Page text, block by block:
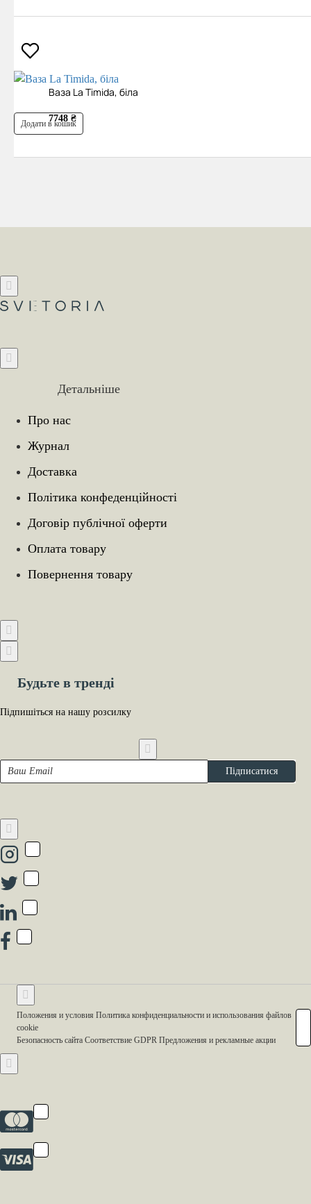
Ваза La Timida, біла
7748 ₴
Додати в кошик
Детальніше
Про нас
Журнал
Доставка
Політика конфеденційності
Договір публічної оферти
Оплата товару
Повернення товару
Будьте в тренді
Підпишіться на нашу розсилку
Підписатися
Положения и условия Политика конфиденциальности и использования файлов
cookie
Безопасность сайта Соответствие GDPR Предложения и рекламные акции